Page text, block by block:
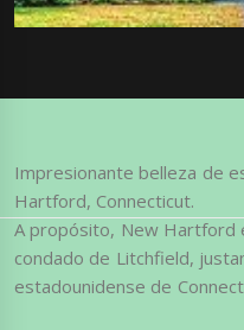
Impresionante belleza de
Hartford, Connecticut.
A propósito, New Hartford
condado de Litchfield,
estadounidense de